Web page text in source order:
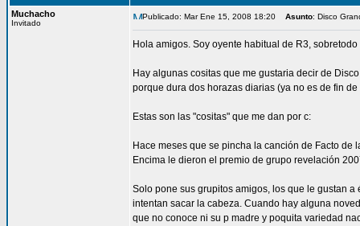
Muchacho
Invitado
Publicado: Mar Ene 15, 2008 18:20 Asunto: Disco
Hola amigos. Soy oyente habitual de R3,
Hay algunas cositas que me gustaria decir de
porque dura dos horazas diarias (ya no es de fin
Estas son las "cositas" que me dan por c:
Hace meses que se pincha la canción de Facto
Encima le dieron el premio de grupo revelación
Solo pone sus grupitos amigos, los que le gustan
intentan sacar la cabeza. Cuando hay alguna
que no conoce ni su p madre y poquita variedad